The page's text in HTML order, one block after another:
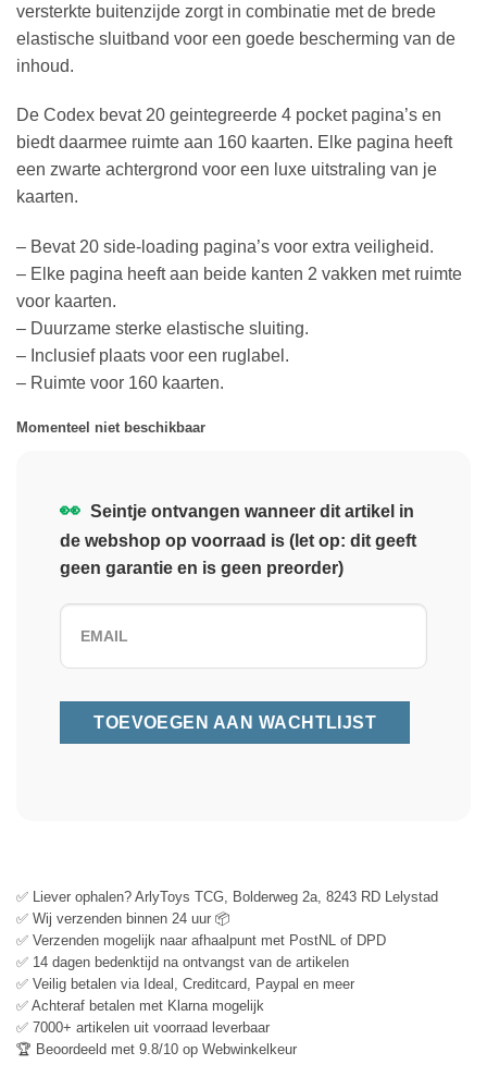
versterkte buitenzijde zorgt in combinatie met de brede
elastische sluitband voor een goede bescherming van de
inhoud.
De Codex bevat 20 geintegreerde 4 pocket pagina’s en
biedt daarmee ruimte aan 160 kaarten. Elke pagina heeft
een zwarte achtergrond voor een luxe uitstraling van je
kaarten.
– Bevat 20 side-loading pagina’s voor extra veiligheid.
– Elke pagina heeft aan beide kanten 2 vakken met ruimte
voor kaarten.
– Duurzame sterke elastische sluiting.
– Inclusief plaats voor een ruglabel.
– Ruimte voor 160 kaarten.
Momenteel niet beschikbaar
👀 Seintje ontvangen wanneer dit artikel in
de webshop op voorraad is (let op: dit geeft
geen garantie en is geen preorder)
✅ Liever ophalen? ArlyToys TCG, Bolderweg 2a, 8243 RD Lelystad
✅ Wij verzenden binnen 24 uur 📦
✅ Verzenden mogelijk naar afhaalpunt met PostNL of DPD
✅ 14 dagen bedenktijd na ontvangst van de artikelen
✅ Veilig betalen via Ideal, Creditcard, Paypal en meer
✅ Achteraf betalen met Klarna mogelijk
✅ 7000+ artikelen uit voorraad leverbaar
🏆 Beoordeeld met 9.8/10 op Webwinkelkeur